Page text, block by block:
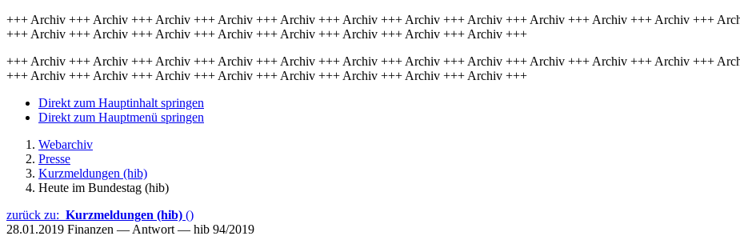
+++ Archiv +++ Archiv +++ Archiv +++ Archiv +++ Archiv +++ Archiv +++ Archiv +++ Archiv +++ Archiv +++ Archiv +++ Archiv +++
+++ Archiv +++ Archiv +++ Archiv +++ Archiv +++ Archiv +++ Archiv +++ Archiv +++ Archiv +++
+++ Archiv +++ Archiv +++ Archiv +++ Archiv +++ Archiv +++ Archiv +++ Archiv +++ Archiv +++ Archiv +++ Archiv +++ Archiv +++
+++ Archiv +++ Archiv +++ Archiv +++ Archiv +++ Archiv +++ Archiv +++ Archiv +++ Archiv +++
Direkt zum Hauptinhalt springen
Direkt zum Hauptmenü springen
Webarchiv
Presse
Kurzmeldungen (hib)
Heute im Bundestag (hib)
zurück zu: Kurzmeldungen (hib) ()
28.01.2019 Finanzen — Antwort — hib 94/2019